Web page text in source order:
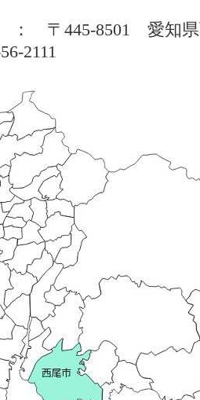
： 〒445-8501 愛知県
2111